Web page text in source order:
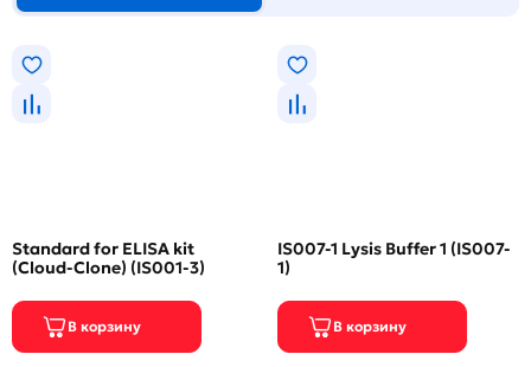
Standard for ELISA kit
(Cloud-Clone) (IS001-3)
IS007-1 Lysis Buffer 1 (IS007-
1)